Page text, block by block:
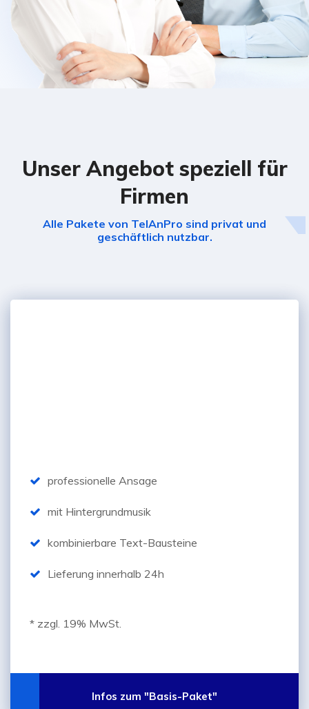
Unser Angebot speziell für
Firmen
Alle Pakete von TelAnPro sind privat und
geschäftlich nutzbar.
professionelle Ansage
mit Hintergrundmusik
kombinierbare Text-Bausteine
Lieferung innerhalb 24h
* zzgl. 19% MwSt.
Infos zum "Basis-Paket"